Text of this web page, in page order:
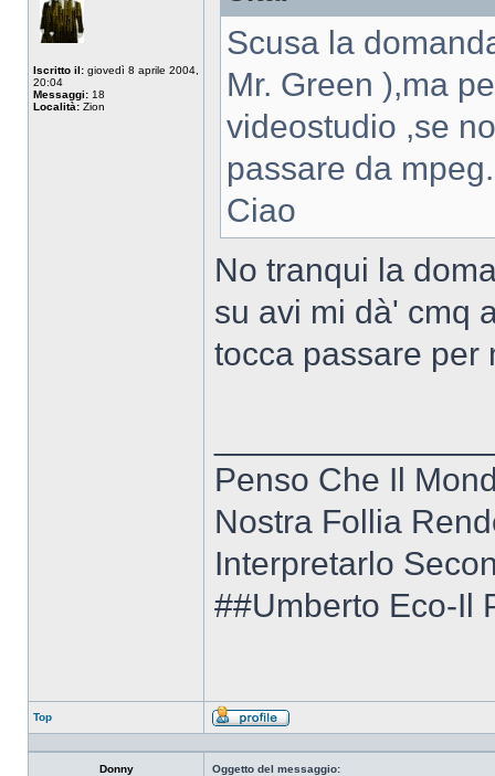
Iscritto il: giovedì 8 aprile 2004,
20:04
Messaggi: 18
Località: Zion
Scusa la
Mr. Green ),ma
videostudio ,se
passare da mpeg.
Ciao
No tranqui la
su avi mi dà' cmq
tocca passare
Penso Che Il
Nostra Follia
Interpretarlo
##Umberto Eco-Il
Top
Profilo
Donny Oggetto del messaggio: